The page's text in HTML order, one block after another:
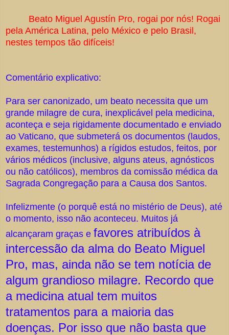
Beato Miguel Agustín Pro, rogai por nós! Rogai
pela América Latina, pelo México e pelo Brasil,
nestes tempos tão difíceis!
Comentário explicativo:
Para ser canonizado, um beato necessita que um
grande milagre de cura, inexplicável pela medicina,
aconteça e seja rigidamente documentado e enviado
ao Vaticano, que submeterá os documentos (laudos,
exames, testemunhos) a rígidos estudos, feitos, por
vários médicos (inclusive, alguns ateus, agnósticos
ou não católicos), membros da comissão médica da
Sagrada Congregação para a Causa dos Santos.
Infelizmente (o porquê está no mistério de Deus), até
o momento, isso não aconteceu. Muitos já
alcançaram graças e favores atribuídos à
intercessão da alma do Beato Miguel
Pro, mas, ainda não se tem notícia de
algum grandioso milagre. Recordo que
a medicina atual tem muitos
tratamentos para a maioria das
doenças. Por isso que não basta que